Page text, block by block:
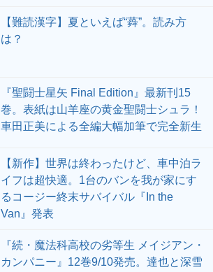
【難読漢字】夏といえば“蕣”。読み方
は？
『聖闘士星矢 Final Edition』最新刊15
巻。表紙は山羊座の黄金聖闘士シュラ！
車田正美による全編大幅加筆で完全新生
【新作】世界は終わったけど、車中泊ラ
イフは超快適。1台のバンを我が家にす
るコージー終末サバイバル『In the
Van』発表
『続・魔法科高校の劣等生 メイジアン・
カンパニー』12巻9/10発売。達也と深雪